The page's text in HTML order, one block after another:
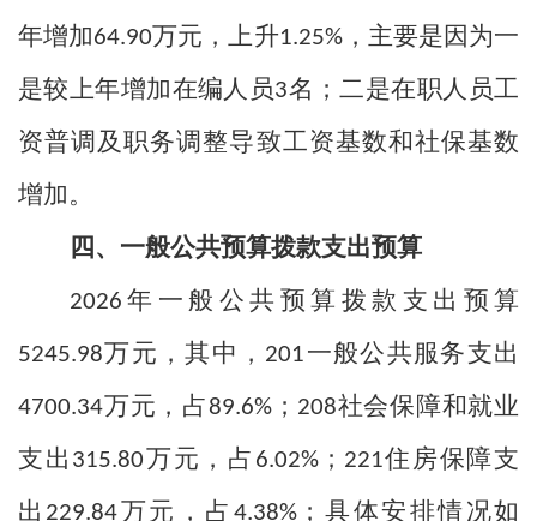
年增加64.90万元，上升1.25%，主要是因为一
是较上年增加在编人员3名；二是在职人员工
资普调及职务调整导致工资基数和社保基数
增加。
四、一般公共预算拨款支出预算
2026 年一般公共预算拨款支出预算
5245.98万元，其中， 201一般公共服务支出
4700.34万元，占89.6%； 208社会保障和就业
支出 315.80万元，占 6.02%； 221住房保障支
出 229.84万元，占 4.38%；具体安排情况如